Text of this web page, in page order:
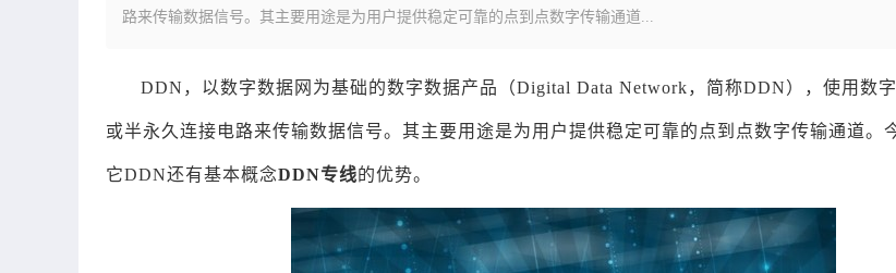
路来传输数据信号。其主要用途是为用户提供稳定可靠的点到点数字传输通道...
DDN，以数字数据网为基础的数字数据产品（Digital Data Network，简称DDN），使用数
或半永久连接电路来传输数据信号。其主要用途是为用户提供稳定可靠的点到点数字传输通道。
它DDN还有基本概念DDN专线的优势。